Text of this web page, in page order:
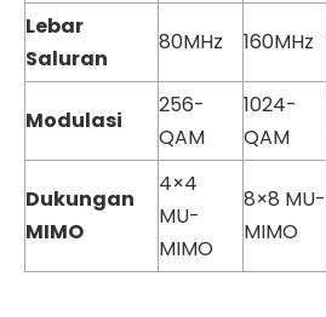
Lebar
Saluran
80MHz 160MHz
Modulasi
256-
QAM
1024-
QAM
Dukungan
MIMO
4×4
MU-
MIMO
8×8 MU-
MIMO